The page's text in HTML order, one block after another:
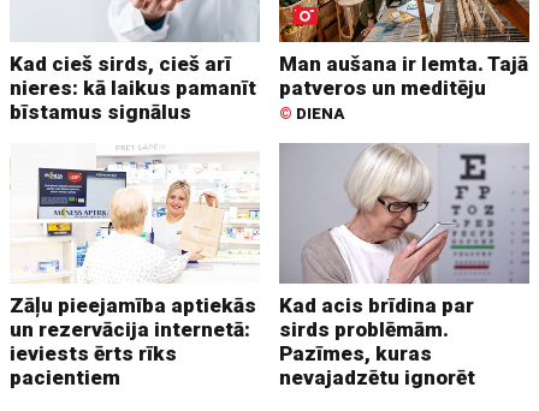
Kad cieš sirds, cieš arī
nieres: kā laikus pamanīt
bīstamus signālus
Man aušana ir lemta. Tajā
patveros un meditēju
© DIENA
Zāļu pieejamība aptiekās
un rezervācija internetā:
ieviests ērts rīks
pacientiem
Kad acis brīdina par
sirds problēmām.
Pazīmes, kuras
nevajadzētu ignorēt